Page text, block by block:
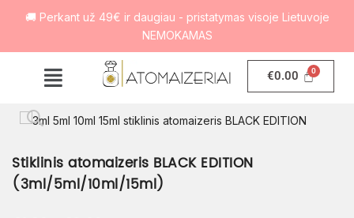
🚚 Perkant už 49€ ir daugiau - pristatymas visoje Lietuvoje
NEMOKAMAS
€0.00
Stiklinis atomaizeris BLACK EDITION
(3ml/5ml/10ml/15ml)